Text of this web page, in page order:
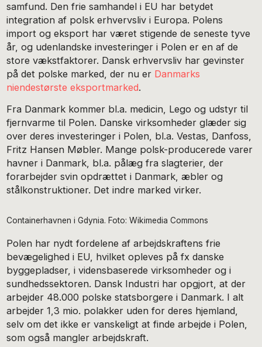
samfund. Den frie samhandel i EU har betydet
integration af polsk erhvervsliv i Europa. Polens
import og eksport har været stigende de seneste tyve
år, og udenlandske investeringer i Polen er en af de
store vækstfaktorer. Dansk erhvervsliv har gevinster
på det polske marked, der nu er Danmarks
niendestørste eksportmarked.
Fra Danmark kommer bl.a. medicin, Lego og udstyr til
fjernvarme til Polen. Danske virksomheder glæder sig
over deres investeringer i Polen, bl.a. Vestas, Danfoss,
Fritz Hansen Møbler. Mange polsk-producerede varer
havner i Danmark, bl.a. pålæg fra slagterier, der
forarbejder svin opdrættet i Danmark, æbler og
stålkonstruktioner. Det indre marked virker.
Containerhavnen i Gdynia. Foto: Wikimedia Commons
Polen har nydt fordelene af arbejdskraftens frie
bevægelighed i EU, hvilket opleves på fx danske
byggepladser, i vidensbaserede virksomheder og i
sundhedssektoren. Dansk Industri har opgjort, at der
arbejder 48.000 polske statsborgere i Danmark. I alt
arbejder 1,3 mio. polakker uden for deres hjemland,
selv om det ikke er vanskeligt at finde arbejde i Polen,
som også mangler arbejdskraft.